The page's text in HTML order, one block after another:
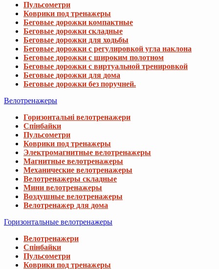
Пульсометри
Коврики под тренажеры
Беговые дорожки компактные
Беговые дорожки складные
Беговые дорожки для ходьбы
Беговые дорожки с регулировкой угла наклона
Беговые дорожки с широким полотном
Беговые дорожки с виртуальной тренировкой
Беговые дорожки для дома
Беговые дорожки без поручней.
Велотренажеры
Горизонтальні велотренажери
Спінбайки
Пульсометри
Коврики под тренажеры
Электромагнитные велотренажеры
Магнитные велотренажеры
Механические велотренажеры
Велотренажеры складные
Мини велотренажеры
Воздушные велотренажеры
Велотренажер для дома
Горизонтальные велотренажеры
Велотренажери
Спінбайки
Пульсометри
Коврики под тренажеры